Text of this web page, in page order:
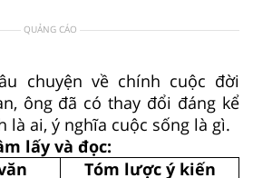
QUẢNG CÁO
chuyện về chính cuộc đời
ông đã có thay đổi đáng kể
là ai, ý nghĩa cuộc sống là gì.
lấy và đọc:
Tóm lược ý kiến